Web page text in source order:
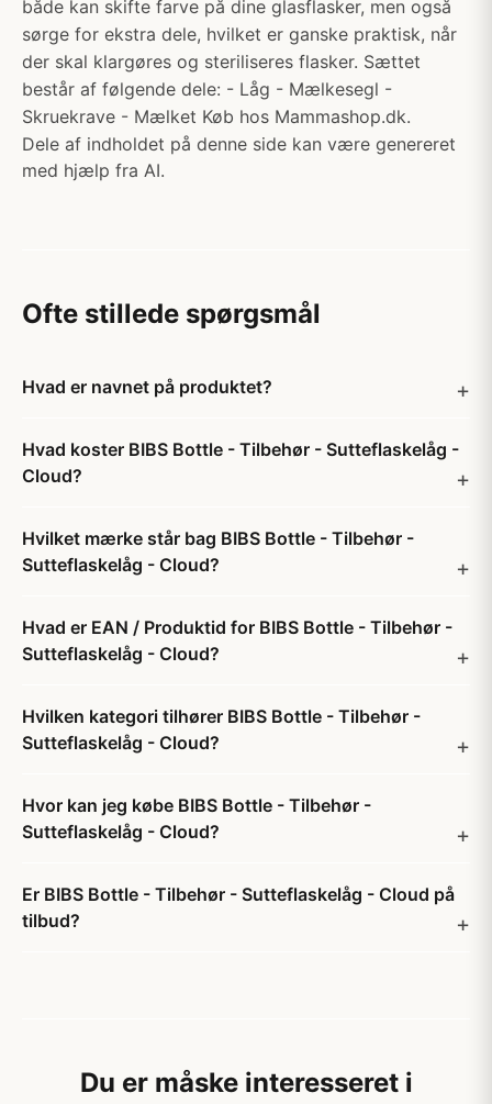
både kan skifte farve på dine glasflasker, men også
sørge for ekstra dele, hvilket er ganske praktisk, når
der skal klargøres og steriliseres flasker. Sættet
består af følgende dele: - Låg - Mælkesegl -
Skruekrave - Mælket Køb hos Mammashop.dk.
Dele af indholdet på denne side kan være genereret
med hjælp fra AI.
Ofte stillede spørgsmål
Hvad er navnet på produktet?
Hvad koster BIBS Bottle - Tilbehør - Sutteflaskelåg -
Cloud?
Hvilket mærke står bag BIBS Bottle - Tilbehør -
Sutteflaskelåg - Cloud?
Hvad er EAN / Produktid for BIBS Bottle - Tilbehør -
Sutteflaskelåg - Cloud?
Hvilken kategori tilhører BIBS Bottle - Tilbehør -
Sutteflaskelåg - Cloud?
Hvor kan jeg købe BIBS Bottle - Tilbehør -
Sutteflaskelåg - Cloud?
Er BIBS Bottle - Tilbehør - Sutteflaskelåg - Cloud på
tilbud?
Du er måske interesseret i